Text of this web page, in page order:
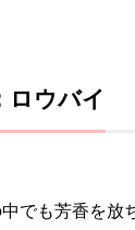
ロウバイ
でも芳香を放